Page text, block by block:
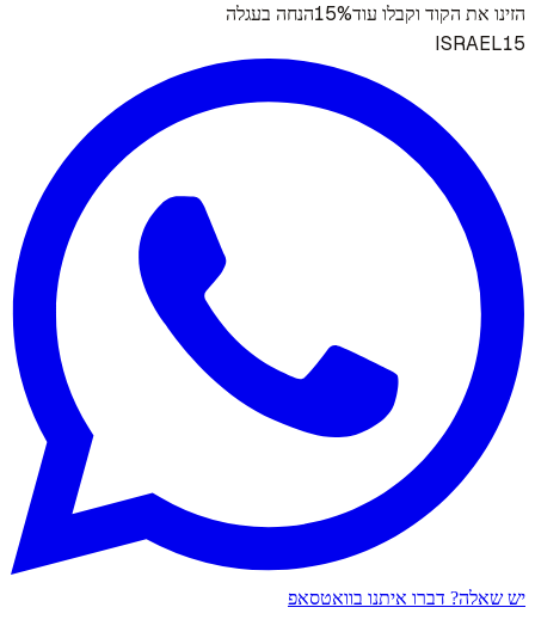
הזינו את הקוד וקבלו עוד15%הנחה בעגלה
ISRAEL15
יש שאלה? דברו איתנו בוואטסאפ